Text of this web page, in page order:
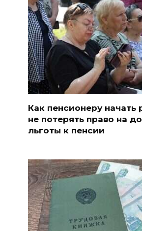
Как пенсионеру начать
не потерять право на
льготы к пенсии